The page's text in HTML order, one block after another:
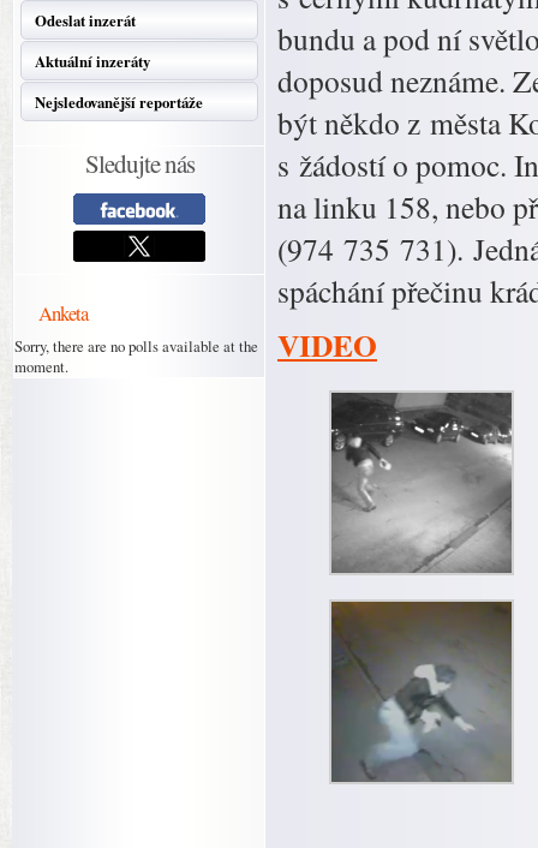
Odeslat inzerát
Aktuální inzeráty
Nejsledovanější reportáže
Sledujte nás
Anketa
Sorry, there are no polls available at the
moment.
bundu a pod ní
doposud neznáme.
být někdo z města
s žádostí o pomoc.
na linku 158, nebo
(974 735 731).
spáchání přečinu
VIDEO